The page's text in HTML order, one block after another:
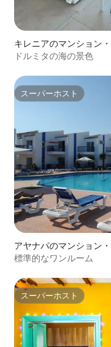
キレニアのマンション
ドルミタの海の景色
スーパーホスト
スーパーホスト
アヤナパのマンション
標準的なワンルーム
スーパーホスト
スーパーホスト